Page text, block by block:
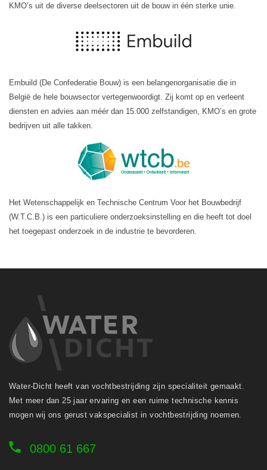
KMO’s uit de diverse deelsectoren uit de bouw in één sterke unie.
Embuild (De Confederatie Bouw) is een belangenorganisatie die in
België de hele bouwsector vertegenwoordigt. Zij komt op en verleent
diensten en advies aan méér dan 15.000 zelfstandigen, KMO’s en grote
bedrijven uit alle takken.
Het Wetenschappelijk en Technische Centrum Voor het Bouwbedrijf
(W.T.C.B.) is een particuliere onderzoeksinstelling en die heeft tot doel
het toegepast onderzoek in de industrie te bevorderen.
Water-Dicht heeft van vochtbestrijding zijn specialiteit gemaakt.
Met meer dan 25 jaar ervaring en een ruime technische kennis
mogen wij ons gerust vakspecialist in vochtbestrijding noemen.
0800 61 667